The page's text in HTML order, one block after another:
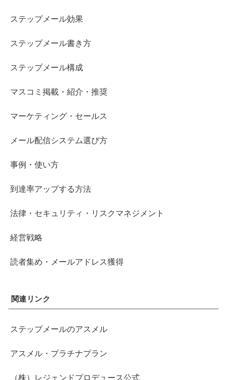
ステップメール効果
ステップメール書き方
ステップメール構成
マスコミ掲載・紹介・推奨
マーケティング・セールス
メール配信システム選び方
事例・使い方
到達率アップする方法
法律・セキュリティ・リスクマネジメント
経営戦略
読者集め・メールアドレス獲得
関連リンク
ステップメールのアスメル
アスメル・プラチナプラン
（株）レジェンドプロデュース公式